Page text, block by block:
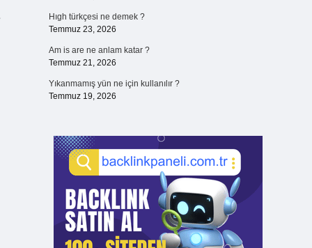
Hıgh türkçesi ne demek ?
Temmuz 23, 2026
Am is are ne anlam katar ?
Temmuz 21, 2026
Yıkanmamış yün ne için kullanılır ?
Temmuz 19, 2026